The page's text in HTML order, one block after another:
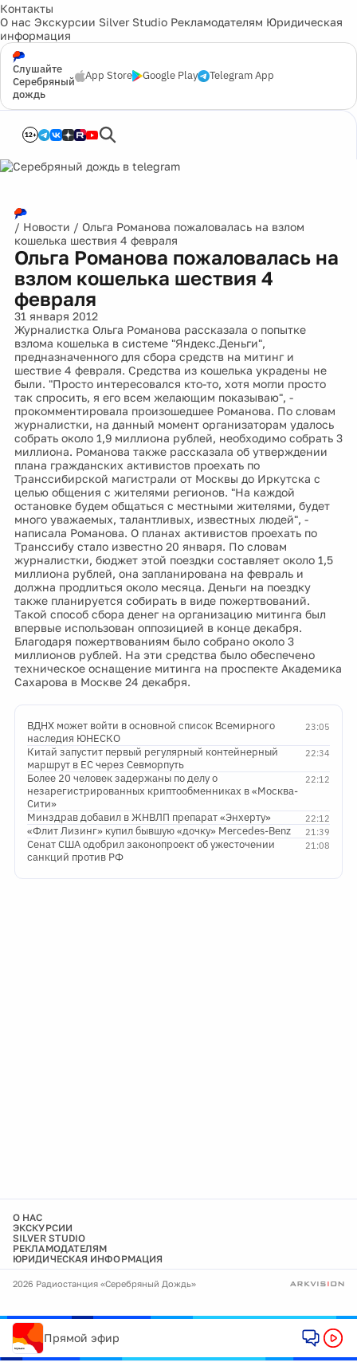
Контакты
О нас Экскурсии Silver Studio Рекламодателям Юридическая
информация
Слушайте
Серебряный
дождь
App Store Google Play Telegram App
12+
/ Новости / Ольга Романова пожаловалась на взлом
кошелька шествия 4 февраля
Ольга Романова пожаловалась на
взлом кошелька шествия 4
февраля
31 января 2012
Журналистка Ольга Романова рассказала о попытке
взлома кошелька в системе "Яндекс.Деньги",
предназначенного для сбора средств на митинг и
шествие 4 февраля. Средства из кошелька украдены не
были. "Просто интересовался кто-то, хотя могли просто
так спросить, я его всем желающим показываю", -
прокомментировала произошедшее Романова. По словам
журналистки, на данный момент организаторам удалось
собрать около 1,9 миллиона рублей, необходимо собрать 3
миллиона. Романова также рассказала об утверждении
плана гражданских активистов проехать по
Транссибирской магистрали от Москвы до Иркутска с
целью общения с жителями регионов. "На каждой
остановке будем общаться с местными жителями, будет
много уважаемых, талантливых, известных людей", -
написала Романова. О планах активистов проехать по
Транссибу стало известно 20 января. По словам
журналистки, бюджет этой поездки составляет около 1,5
миллиона рублей, она запланирована на февраль и
должна продлиться около месяца. Деньги на поездку
также планируется собирать в виде пожертвований.
Такой способ сбора денег на организацию митинга был
впервые использован оппозицией в конце декабря.
Благодаря пожертвованиям было собрано около 3
миллионов рублей. На эти средства было обеспечено
техническое оснащение митинга на проспекте Академика
Сахарова в Москве 24 декабря.
23:05
ВДНХ может войти в основной список Всемирного
наследия ЮНЕСКО
22:34
Китай запустит первый регулярный контейнерный
маршрут в ЕС через Севморпуть
22:12
Более 20 человек задержаны по делу о
незарегистрированных криптообменниках в «Москва-
Сити»
22:12
Минздрав добавил в ЖНВЛП препарат «Энхерту»
21:39
«Флит Лизинг» купил бывшую «дочку» Mercedes-Benz
21:08
Сенат США одобрил законопроект об ужесточении
санкций против РФ
О НАС
ЭКСКУРСИИ
SILVER STUDIO
РЕКЛАМОДАТЕЛЯМ
ЮРИДИЧЕСКАЯ ИНФОРМАЦИЯ
2026 Радиостанция «Серебряный Дождь»
Прямой эфир